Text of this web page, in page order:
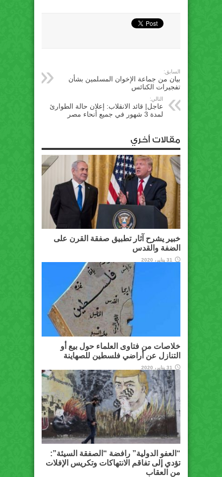
السابق:
بيان من جماعة الإخوان المسلمين بشأن
تفجيرات الكنائس
التالي:
عاجل| قائد الانقلاب: إعلان حالة الطوارئ
لمدة 3 شهور في جميع أنحاء مصر
مقالات أخري
خبير يشرح آثار تطبيق صفقة القرن على
الضفة والقدس
31 يناير، 2020
خلاصات من فتاوى العلماء حول بيع أو
التنازل عن أراضي فلسطين للصهاينة
31 يناير، 2020
“العفو الدولية” رافضة “الصفقة السيئة”:
تؤدي إلى تفاقم الانتهاكات وتكريس الإفلات
من العقاب